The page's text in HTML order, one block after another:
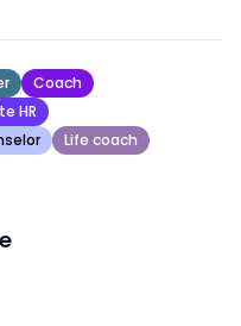
Coach
HR
Life coach